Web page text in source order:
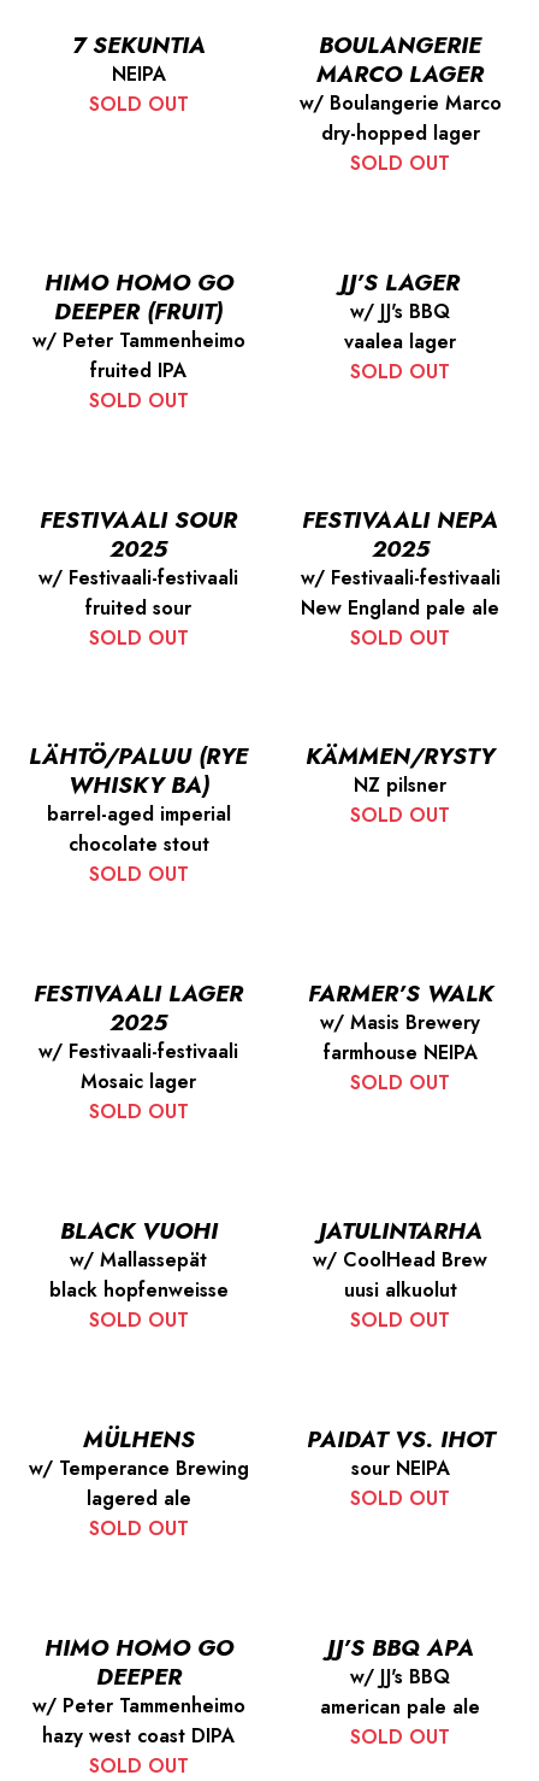
7 SEKUNTIA
NEIPA
SOLD OUT
BOULANGERIE
MARCO LAGER
w/ Boulangerie Marco
dry-hopped lager
SOLD OUT
HIMO HOMO GO
DEEPER (FRUIT)
w/ Peter Tammenheimo
fruited IPA
SOLD OUT
JJ’S LAGER
w/ JJ's BBQ
vaalea lager
SOLD OUT
FESTIVAALI SOUR
2025
w/ Festivaali-festivaali
fruited sour
SOLD OUT
FESTIVAALI NEPA
2025
w/ Festivaali-festivaali
New England pale ale
SOLD OUT
LÄHTÖ/PALUU (RYE
WHISKY BA)
barrel-aged imperial
chocolate stout
SOLD OUT
KÄMMEN/RYSTY
NZ pilsner
SOLD OUT
FESTIVAALI LAGER
2025
w/ Festivaali-festivaali
Mosaic lager
SOLD OUT
FARMER’S WALK
w/ Masis Brewery
farmhouse NEIPA
SOLD OUT
BLACK VUOHI
w/ Mallassepät
black hopfenweisse
SOLD OUT
JATULINTARHA
w/ CoolHead Brew
uusi alkuolut
SOLD OUT
MÜLHENS
w/ Temperance Brewing
lagered ale
SOLD OUT
PAIDAT VS. IHOT
sour NEIPA
SOLD OUT
HIMO HOMO GO
DEEPER
w/ Peter Tammenheimo
hazy west coast DIPA
SOLD OUT
JJ’S BBQ APA
w/ JJ's BBQ
american pale ale
SOLD OUT